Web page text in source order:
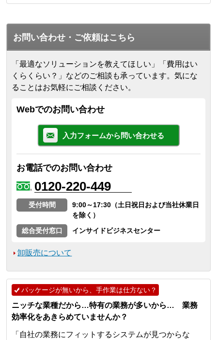
お問い合わせ・ご依頼はこちら
「最適なソリューションを教えてほしい」「費用はい
くらくらい？」などのご相談も承っています。気にな
ることはお気軽にご相談ください。
Webでのお問い合わせ
入力フォームから問い合わせる
お電話でのお問い合わせ
0120-220-449
受付時間
9:00～17:30（土日祝日および当社休業日
を除く）
総合受付窓口
インサイドビジネスセンター
卸販売について
パッケージが無いから、手作業は仕方ない？
ニッチな業種だから…特有の業務が多いから… 業務
効率化をあきらめていませんか？
「自社の業務にフィットするシステムが見つからな